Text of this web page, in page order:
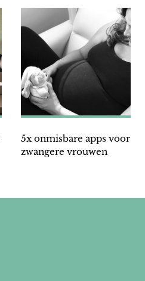
5x onmisbare apps voor
zwangere vrouwen